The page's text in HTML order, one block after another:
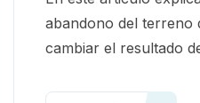
abandono del terreno
cambiar el resultado